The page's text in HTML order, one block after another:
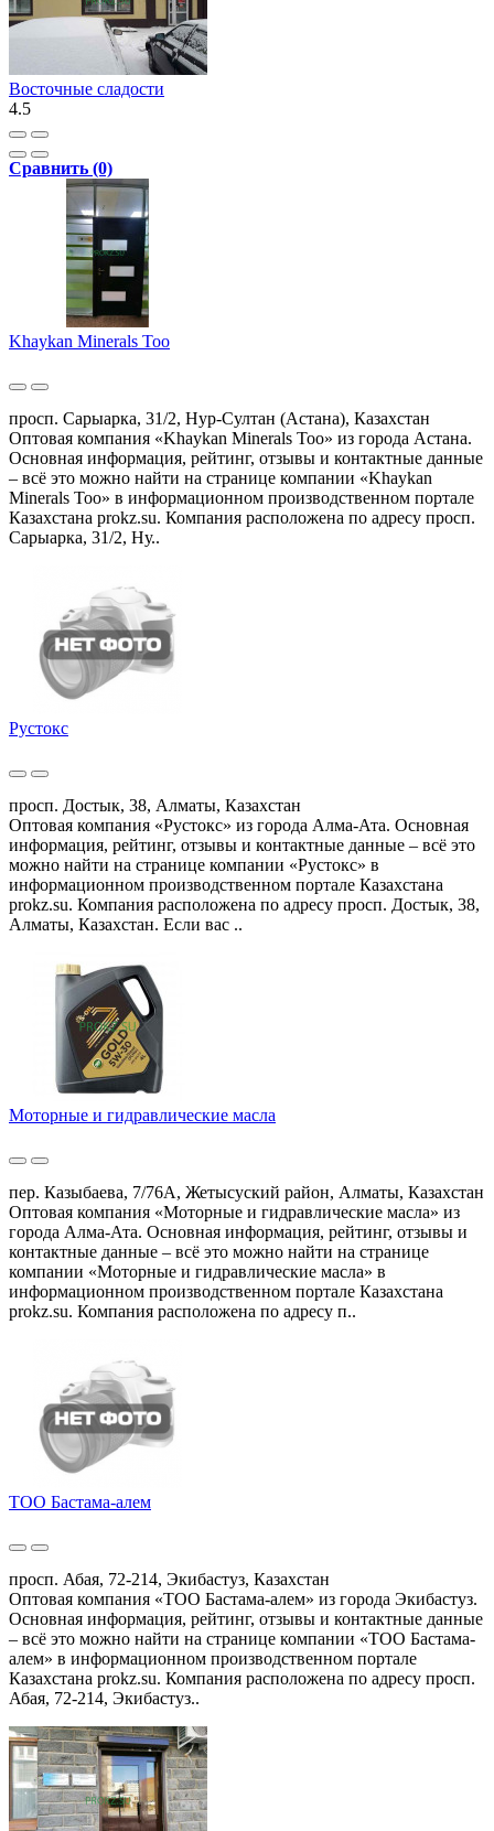
Восточные сладости
4.5
Сравнить (0)
Khaykan Minerals Too
просп. Сарыарка, 31/2, Нур-Султан (Астана), Казахстан
Оптовая компания «Khaykan Minerals Too» из города Астана.
Основная информация, рейтинг, отзывы и контактные данные
– всё это можно найти на странице компании «Khaykan
Minerals Too» в информационном производственном портале
Казахстана prokz.su. Компания расположена по адресу просп.
Сарыарка, 31/2, Ну..
Рустокс
просп. Достык, 38, Алматы, Казахстан
Оптовая компания «Рустокс» из города Алма-Ата. Основная
информация, рейтинг, отзывы и контактные данные – всё это
можно найти на странице компании «Рустокс» в
информационном производственном портале Казахстана
prokz.su. Компания расположена по адресу просп. Достык, 38,
Алматы, Казахстан. Если вас ..
Моторные и гидравлические масла
пер. Казыбаева, 7/76А, Жетысуский район, Алматы, Казахстан
Оптовая компания «Моторные и гидравлические масла» из
города Алма-Ата. Основная информация, рейтинг, отзывы и
контактные данные – всё это можно найти на странице
компании «Моторные и гидравлические масла» в
информационном производственном портале Казахстана
prokz.su. Компания расположена по адресу п..
ТОО Бастама-алем
просп. Абая, 72-214, Экибастуз, Казахстан
Оптовая компания «ТОО Бастама-алем» из города Экибастуз.
Основная информация, рейтинг, отзывы и контактные данные
– всё это можно найти на странице компании «ТОО Бастама-
алем» в информационном производственном портале
Казахстана prokz.su. Компания расположена по адресу просп.
Абая, 72-214, Экибастуз..